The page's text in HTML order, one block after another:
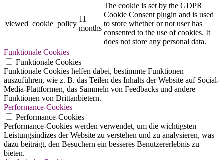
viewed_cookie_policy
11
months
The cookie is set by the GDPR
Cookie Consent plugin and is used
to store whether or not user has
consented to the use of cookies. It
does not store any personal data.
Funktionale Cookies
Funktionale Cookies
Funktionale Cookies helfen dabei, bestimmte Funktionen
auszuführen, wie z. B. das Teilen des Inhalts der Website auf Social-
Media-Plattformen, das Sammeln von Feedbacks und andere
Funktionen von Drittanbietern.
Performance-Cookies
Performance-Cookies
Performance-Cookies werden verwendet, um die wichtigsten
Leistungsindizes der Website zu verstehen und zu analysieren, was
dazu beiträgt, den Besuchern ein besseres Benutzererlebnis zu
bieten.